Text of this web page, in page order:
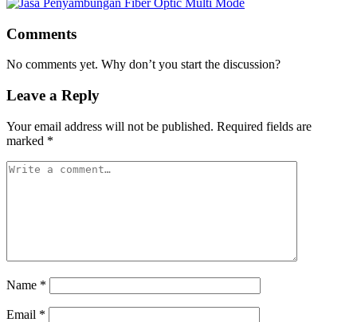
Comments
No comments yet. Why don’t you start the discussion?
Leave a Reply
Your email address will not be published. Required fields are
marked *
Name *
Email *